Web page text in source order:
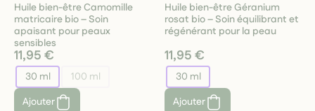
Huile bien-être Camomille
matricaire bio – Soin
apaisant pour peaux
sensibles
11,95 €
30 ml
100 ml
Ajouter
Huile bien-être Géranium
rosat bio – Soin équilibrant et
régénérant pour la peau
11,95 €
30 ml
Ajouter